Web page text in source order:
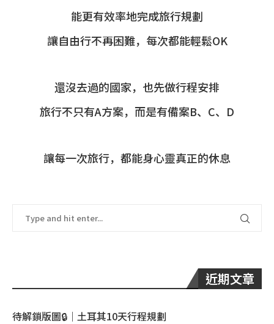
能更有效率地完成旅行規劃
讓自由行不再困難，每次都能輕鬆OK
還沒去過的國家，也先做行程安排
旅行不只有A方案，而是有備案B、C、D
讓每一次旅行，都能身心靈真正的休息
近期文章
待解鎖版圖🔒｜土耳其10天行程規劃